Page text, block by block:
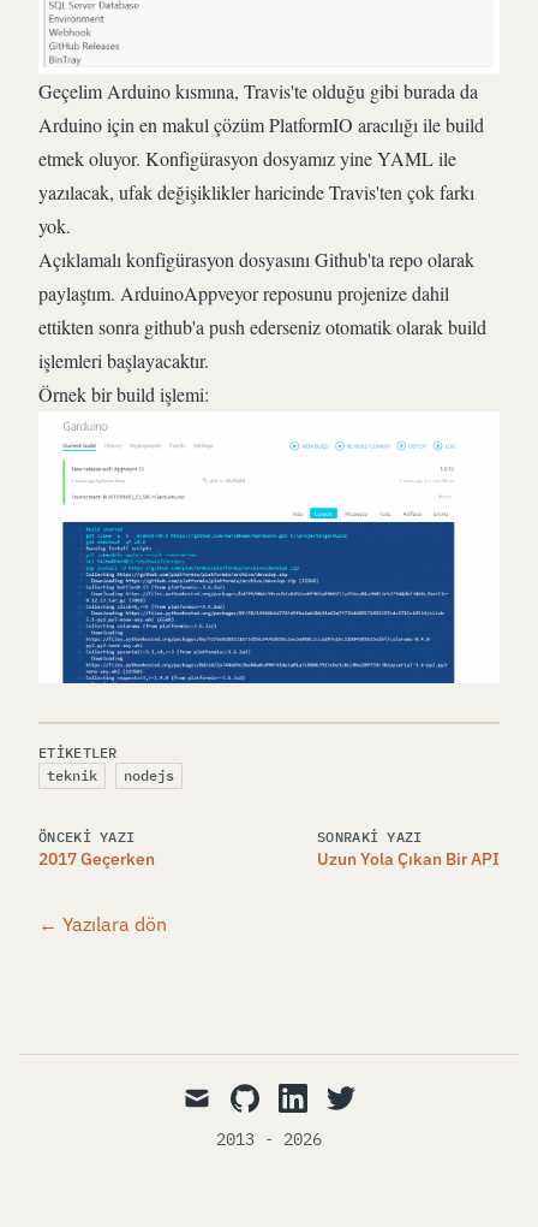
Geçelim Arduino kısmına, Travis'te olduğu gibi burada da
Arduino için en makul çözüm PlatformIO aracılığı ile build
etmek oluyor. Konfigürasyon dosyamız yine YAML ile
yazılacak, ufak değişiklikler haricinde Travis'ten çok farkı
yok.
Açıklamalı konfigürasyon dosyasını Github'ta repo olarak
paylaştım. ArduinoAppveyorreposunu projenize dahil
ettikten sonra github'a push ederseniz otomatik olarak build
işlemleri başlayacaktır.
Örnek bir build işlemi:
ETIKETLER
teknik
nodejs
ÖNCEKI YAZI
2017 Geçerken
SONRAKI YAZI
Uzun Yola Çıkan Bir API
← Yazılara dön
mail github linkedintwitter
2013 - 2026